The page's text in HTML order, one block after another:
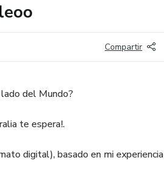
Compartir
del Mundo?
te espera!.
digital), basado en mi experiencia